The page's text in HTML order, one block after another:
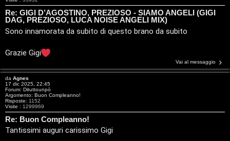
p
o
s
t
a
A
Re: GIGI D’AGOSTINO, PREZIOSO - SIAMO ANGELI (GIGI
DAG, PREZIOSO, LUCA NOISE ANGELI MIX)
Sono innamorata da subito di questo brano da subito
Grazie Gigi
Vai al messaggio
da Agnes
17 dic 2025, 22:45
Forum: Dituttounpò
Argomento: Buon Compleanno!
Risposte: 1152
Visite : 1299969
Re: Buon Compleanno!
Tantissimi auguri carissimo Gigi
A
g
t
i
n
o